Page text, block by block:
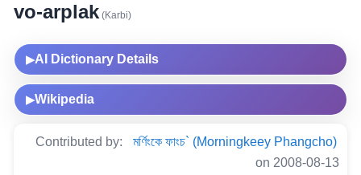
vo-arplak(Karbi)
▶AI Dictionary Details
▶Wikipedia
Contributed by:
মৰ্ণিংকে ফাংচ` (Morningkeey Phangcho)
on 2008-08-13